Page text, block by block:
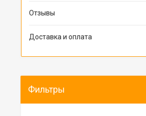
Отзывы
Доставка и оплата
Фильтры